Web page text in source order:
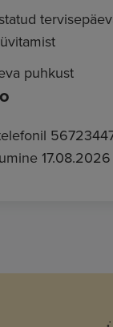
puhkust
17.08.2026